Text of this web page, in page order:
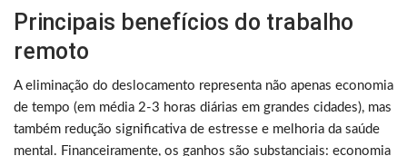
Principais benefícios do trabalho
remoto
A eliminação do deslocamento representa não apenas economia
de tempo (em média 2-3 horas diárias em grandes cidades), mas
também redução significativa de estresse e melhoria da saúde
mental. Financeiramente, os ganhos são substanciais: economia